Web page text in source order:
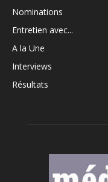
Nominations
Entretien avec...
A la Une
Interviews
Résultats